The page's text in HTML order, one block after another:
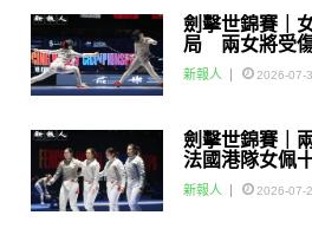
劍擊世錦賽｜
局 兩女將受
賽
新報人 2026-07-
劍擊世錦賽｜
法國港隊女佩
雅齊：我好有
到世界級嘅
新報人 2026-07-